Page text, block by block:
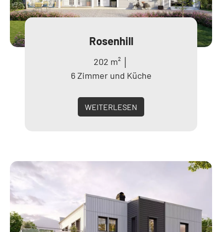
Rosenhill
202 m² │
6 Zimmer und Küche
WEITERLESEN